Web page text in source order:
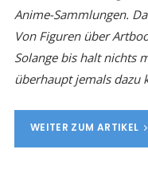
Anime-Sammlungen.
Von Figuren über
Solange bis halt nichts
überhaupt jemals dazu
WEITER ZUM ARTIKEL